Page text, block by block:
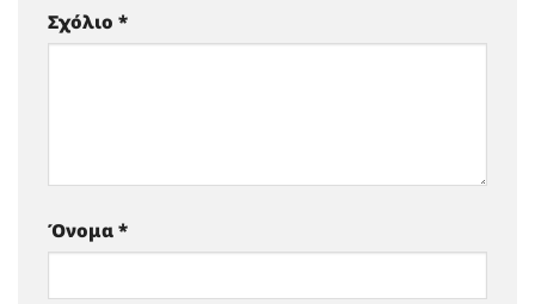
Σχόλιο *
Όνομα *